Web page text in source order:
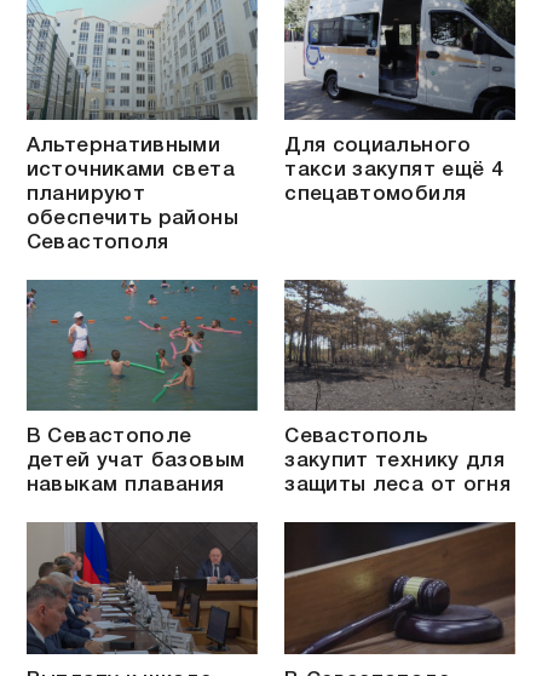
Альтернативными
источниками света
планируют
обеспечить районы
Севастополя
Для социального
такси закупят ещё 4
спецавтомобиля
В Севастополе
детей учат базовым
навыкам плавания
Севастополь
закупит технику для
защиты леса от огня